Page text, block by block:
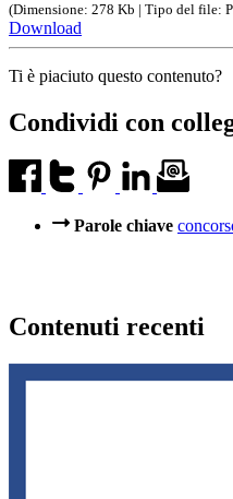
(Dimensione: 278 Kb | Tipo del file:
Download
Ti è piaciuto questo contenuto?
Condividi con
Parole chiave
Contenuti recenti